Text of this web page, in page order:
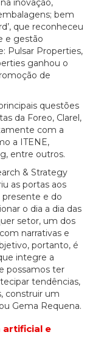
inovação,
bem
que reconheceu
e gestão
Pulsar Properties,
ganhou o
de
questões
da Foreo, Clarel,
com a
a ITENE,
entre outros.
& Strategy
as portas aos
presente e do
o dia a dia das
setor, um dos
narrativas e
portanto, é
integre a
possamos ter
tendências,
construir um
Gema Requena.
artificial e